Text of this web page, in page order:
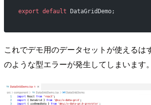
export default DataGridDemo;
これでデモ用のデータセットが使えるは
のような型エラーが発生してしまいます。